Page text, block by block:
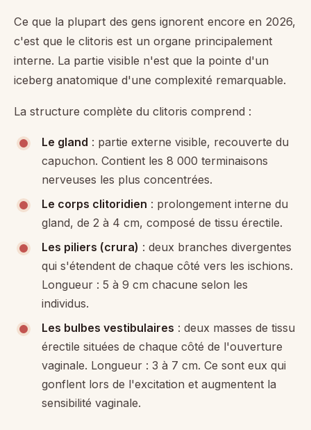
Ce que la plupart des gens ignorent encore en 2026,
c'est que le clitoris est un organe principalement
interne. La partie visible n'est que la pointe d'un
iceberg anatomique d'une complexité remarquable.
La structure complète du clitoris comprend :
Le gland : partie externe visible, recouverte du
capuchon. Contient les 8 000 terminaisons
nerveuses les plus concentrées.
Le corps clitoridien : prolongement interne du
gland, de 2 à 4 cm, composé de tissu érectile.
Les piliers (crura) : deux branches divergentes
qui s'étendent de chaque côté vers les ischions.
Longueur : 5 à 9 cm chacune selon les
individus.
Les bulbes vestibulaires : deux masses de tissu
érectile situées de chaque côté de l'ouverture
vaginale. Longueur : 3 à 7 cm. Ce sont eux qui
gonflent lors de l'excitation et augmentent la
sensibilité vaginale.